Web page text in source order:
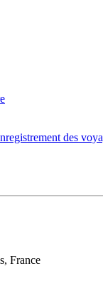
des
France